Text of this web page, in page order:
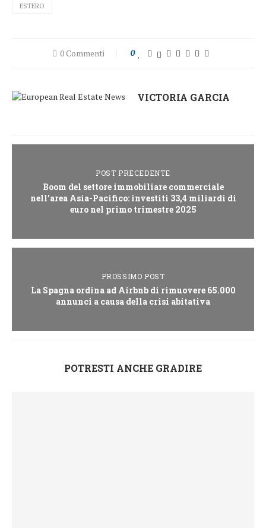
ESTERO
0 Commenti 0
VICTORIA GARCIA
POST PRECEDENTE
Boom del settore immobiliare commerciale
nell’area Asia-Pacifico: investiti 33,4 miliardi di
euro nel primo trimestre 2025
PROSSIMO POST
La Spagna ordina ad Airbnb di rimuovere 65.000
annunci a causa della crisi abitativa
POTRESTI ANCHE GRADIRE